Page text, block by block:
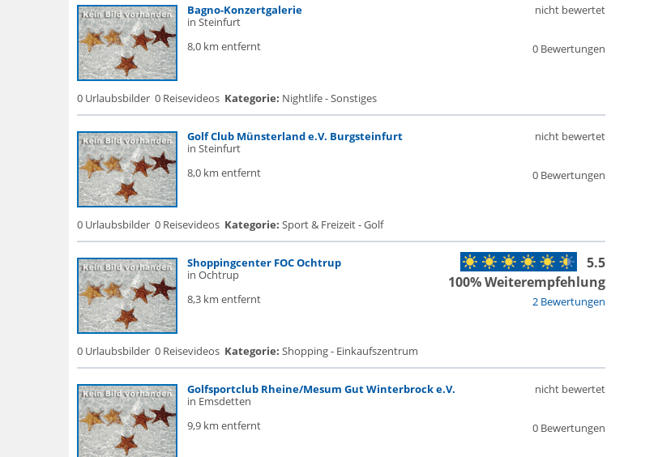
Bagno-Konzertgalerie
in Steinfurt
8,0 km entfernt
0 Bewertungen
nicht bewertet
0 Urlaubsbilder 0 Reisevideos Kategorie: Nightlife - Sonstiges
Golf Club Münsterland e.V. Burgsteinfurt
in Steinfurt
8,0 km entfernt
0 Bewertungen
nicht bewertet
0 Urlaubsbilder 0 Reisevideos Kategorie: Sport & Freizeit - Golf
Shoppingcenter FOC Ochtrup
in Ochtrup
8,3 km entfernt
2 Bewertungen
5.5
100% Weiterempfehlung
0 Urlaubsbilder 0 Reisevideos Kategorie: Shopping - Einkaufszentrum
Golfsportclub Rheine/Mesum Gut Winterbrock e.V.
in Emsdetten
9,9 km entfernt
0 Bewertungen
nicht bewertet